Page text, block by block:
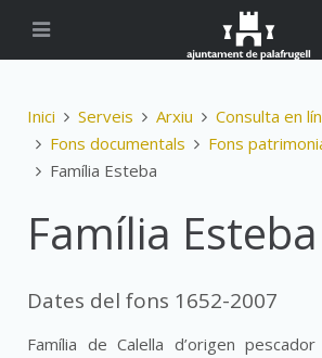
Inici Serveis Arxiu
Consulta en
Fons documentals
Fons
Família Esteba
Família Esteba
Dates del fons 1652-2007
Família de Calella d’origen